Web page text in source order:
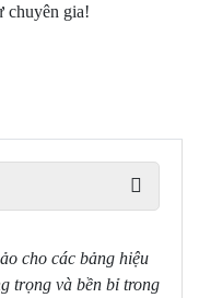
chuyên gia!
cho các bảng hiệu
trọng và bền bỉ trong